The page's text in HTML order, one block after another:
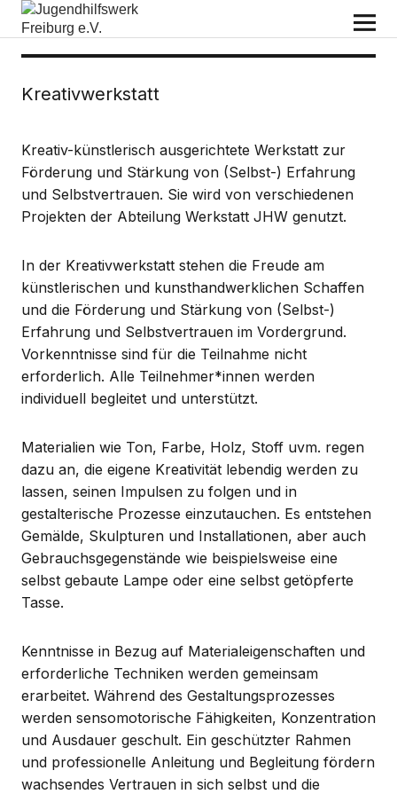
Jugendhilfswerk Freiburg e.V.
Kreativwerkstatt
Kreativ-künstlerisch ausgerichtete Werkstatt zur
Förderung und Stärkung von (Selbst-) Erfahrung
und Selbstvertrauen. Sie wird von verschiedenen
Projekten der Abteilung Werkstatt JHW genutzt.
In der Kreativwerkstatt stehen die Freude am
künstlerischen und kunsthandwerklichen Schaffen
und die Förderung und Stärkung von (Selbst-)
Erfahrung und Selbstvertrauen im Vordergrund.
Vorkenntnisse sind für die Teilnahme nicht
erforderlich. Alle Teilnehmer*innen werden
individuell begleitet und unterstützt.
Materialien wie Ton, Farbe, Holz, Stoff uvm. regen
dazu an, die eigene Kreativität lebendig werden zu
lassen, seinen Impulsen zu folgen und in
gestalterische Prozesse einzutauchen. Es entstehen
Gemälde, Skulpturen und Installationen, aber auch
Gebrauchsgegenstände wie beispielsweise eine
selbst gebaute Lampe oder eine selbst getöpferte
Tasse.
Kenntnisse in Bezug auf Materialeigenschaften und
erforderliche Techniken werden gemeinsam
erarbeitet. Während des Gestaltungsprozesses
werden sensomotorische Fähigkeiten, Konzentration
und Ausdauer geschult. Ein geschützter Rahmen
und professionelle Anleitung und Begleitung fördern
wachsendes Vertrauen in sich selbst und die